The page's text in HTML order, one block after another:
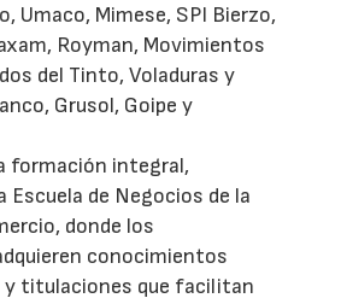
Umaco, Mimese, SPI Bierzo,
Royman, Movimientos
del Tinto, Voladuras y
Grusol, Goipe y
formación integral,
Escuela de Negocios de la
donde los
conocimientos
y titulaciones que facilitan